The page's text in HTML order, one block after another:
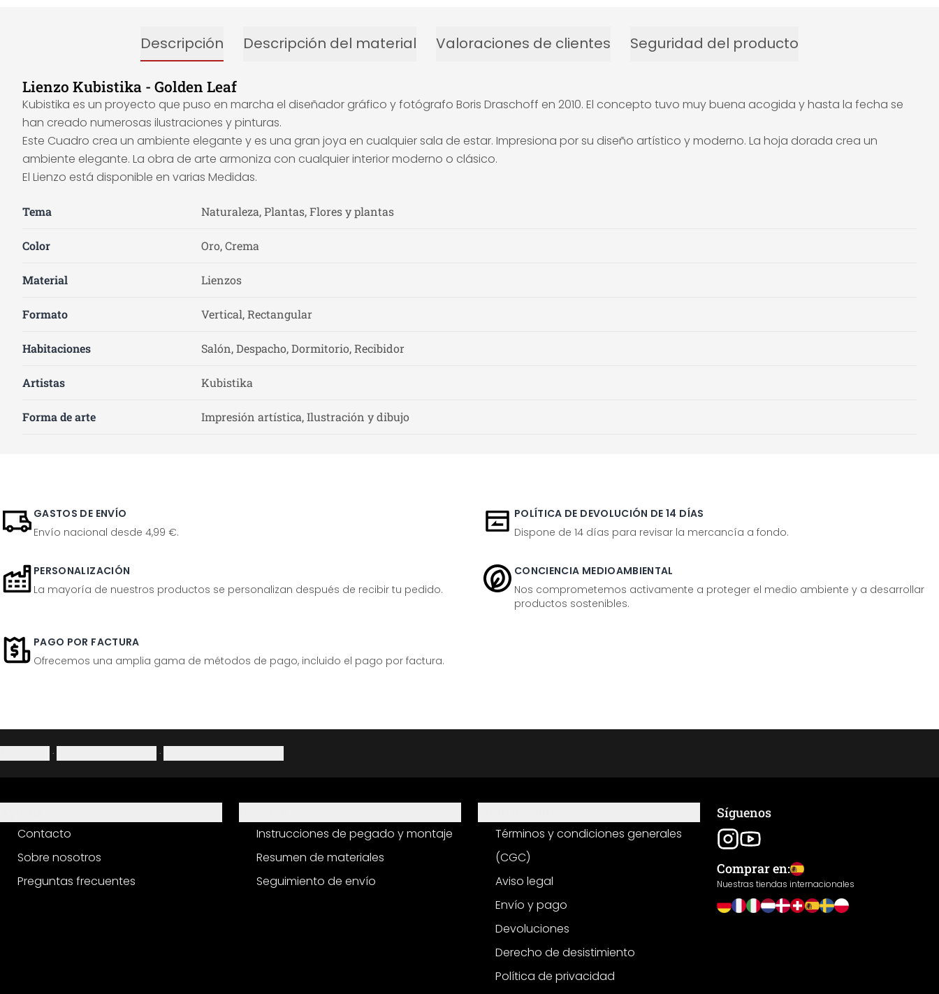
Descripción Descripción del material Valoraciones de clientes Seguridad del producto
Lienzo Kubistika - Golden Leaf
Kubistika es un proyecto que puso en marcha el diseñador gráfico y fotógrafo Boris Draschoff en 2010. El concepto tuvo muy buena acogida y hasta la fecha se
han creado numerosas ilustraciones y pinturas.
Este Cuadro crea un ambiente elegante y es una gran joya en cualquier sala de estar. Impresiona por su diseño artístico y moderno. La hoja dorada crea un
ambiente elegante. La obra de arte armoniza con cualquier interior moderno o clásico.
El Lienzo está disponible en varias Medidas.
Tema Naturaleza, Plantas, Flores y plantas
Color Oro, Crema
Material Lienzos
Formato Vertical, Rectangular
Habitaciones Salón, Despacho, Dormitorio, Recibidor
Artistas Kubistika
Forma de arte Impresión artística, Ilustración y dibujo
GASTOS DE ENVÍO
Envío nacional desde 4,99 €.
POLÍTICA DE DEVOLUCIÓN DE 14 DÍAS
Dispone de 14 días para revisar la mercancía a fondo.
PERSONALIZACIÓN
La mayoría de nuestros productos se personalizan después de recibir tu pedido.
CONCIENCIA MEDIOAMBIENTAL
Nos comprometemos activamente a proteger el medio ambiente y a desarrollar
productos sostenibles.
PAGO POR FACTURA
Ofrecemos una amplia gama de métodos de pago, incluido el pago por factura.
· ·
Contacto
Sobre nosotros
Preguntas frecuentes
Instrucciones de pegado y montaje
Resumen de materiales
Seguimiento de envío
Términos y condiciones generales
(CGC)
Aviso legal
Envío y pago
Devoluciones
Derecho de desistimiento
Política de privacidad
Síguenos
Comprar en:
Nuestras tiendas internacionales